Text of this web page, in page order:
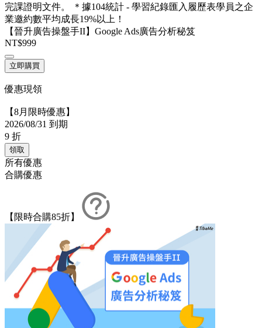
完課證明文件。 ＊據104統計 - 學習紀錄匯入履歷表學員之企
業邀約數平均成長19%以上！
【晉升廣告操盤手II】Google Ads廣告分析秘笈
NT$999
立即購買
優惠現領
【8月限時優惠】
2026/08/31 到期
9 折
領取
所有優惠
合購優惠
【限時合購85折】